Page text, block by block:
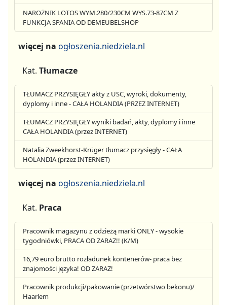
NAROŻNIK LOTOS WYM.280/230CM WYS.73-87CM Z
FUNKCJA SPANIA OD DEMEUBELSHOP
więcej na ogłoszenia.niedziela.nl
Kat. Tłumacze
TŁUMACZ PRZYSIĘGŁY akty z USC, wyroki, dokumenty,
dyplomy i inne - CAŁA HOLANDIA (PRZEZ INTERNET)
TŁUMACZ PRZYSIĘGŁY wyniki badań, akty, dyplomy i inne
CAŁA HOLANDIA (przez INTERNET)
Natalia Zweekhorst-Krüger tłumacz przysięgły - CAŁA
HOLANDIA (przez INTERNET)
więcej na ogłoszenia.niedziela.nl
Kat. Praca
Pracownik magazynu z odzieżą marki ONLY - wysokie
tygodniówki, PRACA OD ZARAZ!! (K/M)
16,79 euro brutto rozładunek kontenerów- praca bez
znajomości języka! OD ZARAZ!
Pracownik produkcji/pakowanie (przetwórstwo bekonu)/
Haarlem